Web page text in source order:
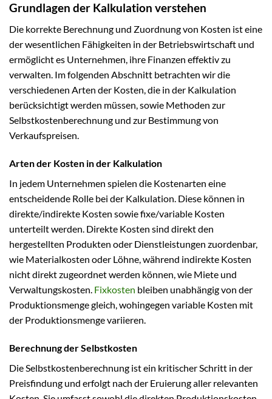
Grundlagen der Kalkulation verstehen
Die korrekte Berechnung und Zuordnung von Kosten ist eine
der wesentlichen Fähigkeiten in der Betriebswirtschaft und
ermöglicht es Unternehmen, ihre Finanzen effektiv zu
verwalten. Im folgenden Abschnitt betrachten wir die
verschiedenen Arten der Kosten, die in der Kalkulation
berücksichtigt werden müssen, sowie Methoden zur
Selbstkostenberechnung und zur Bestimmung von
Verkaufspreisen.
Arten der Kosten in der Kalkulation
In jedem Unternehmen spielen die Kostenarten eine
entscheidende Rolle bei der Kalkulation. Diese können in
direkte/indirekte Kosten sowie fixe/variable Kosten
unterteilt werden. Direkte Kosten sind direkt den
hergestellten Produkten oder Dienstleistungen zuordenbar,
wie Materialkosten oder Löhne, während indirekte Kosten
nicht direkt zugeordnet werden können, wie Miete und
Verwaltungskosten. Fixkosten bleiben unabhängig von der
Produktionsmenge gleich, wohingegen variable Kosten mit
der Produktionsmenge variieren.
Berechnung der Selbstkosten
Die Selbstkostenberechnung ist ein kritischer Schritt in der
Preisfindung und erfolgt nach der Eruierung aller relevanten